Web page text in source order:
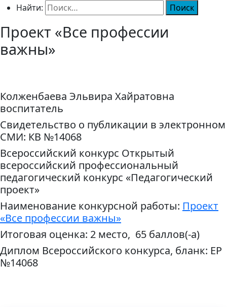
Найти:
Проект «Все профессии
важны»
Колженбаева Эльвира Хайратовна
воспитатель
Свидетельство о публикации в электронном
СМИ: КВ №14068
Всероссийский конкурс Открытый
всероссийский профессиональный
педагогический конкурс «Педагогический
проект»
Наименование конкурсной работы: Проект
«Все профессии важны»
Итоговая оценка: 2 место, 65 баллов(-а)
Диплом Всероссийского конкурса, бланк: ЕР
№14068